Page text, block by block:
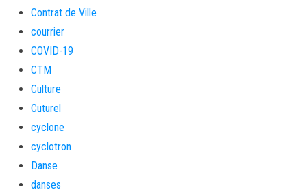
Contrat de Ville
courrier
COVID-19
CTM
Culture
Cuturel
cyclone
cyclotron
Danse
danses